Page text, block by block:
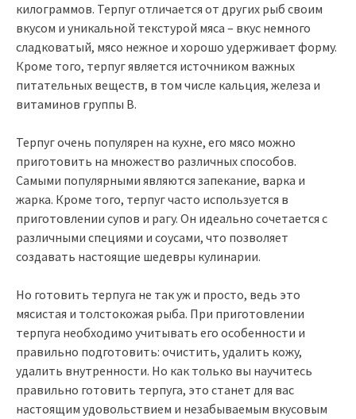
килограммов. Терпуг отличается от других рыб своим
вкусом и уникальной текстурой мяса – вкус немного
сладковатый, мясо нежное и хорошо удерживает форму.
Кроме того, терпуг является источником важных
питательных веществ, в том числе кальция, железа и
витаминов группы В.
Терпуг очень популярен на кухне, его мясо можно
приготовить на множество различных способов.
Самыми популярными являются запекание, варка и
жарка. Кроме того, терпуг часто используется в
приготовлении супов и рагу. Он идеально сочетается с
различными специями и соусами, что позволяет
создавать настоящие шедевры кулинарии.
Но готовить терпуга не так уж и просто, ведь это
мясистая и толстокожая рыба. При приготовлении
терпуга необходимо учитывать его особенности и
правильно подготовить: очистить, удалить кожу,
удалить внутренности. Но как только вы научитесь
правильно готовить терпуга, это станет для вас
настоящим удовольствием и незабываемым вкусовым